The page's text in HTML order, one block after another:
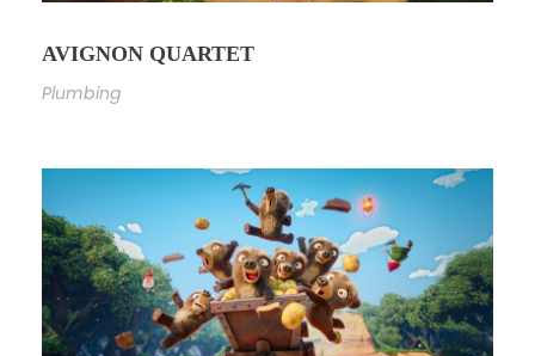
AVIGNON QUARTET
Plumbing